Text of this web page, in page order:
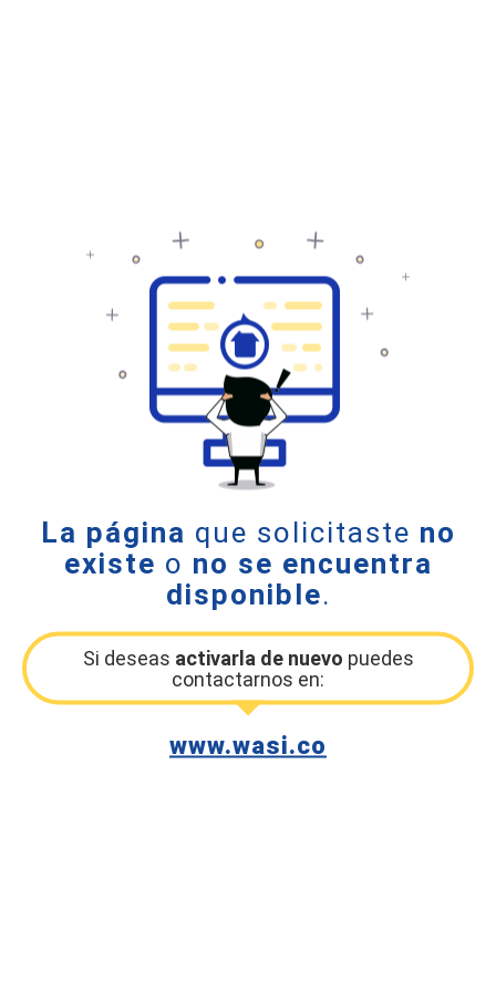
La página que solicitaste no
existe o no se encuentra
disponible.
Si deseas activarla de nuevo puedes
contactarnos en:
www.wasi.co